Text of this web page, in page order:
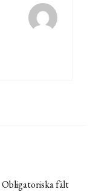
Obligatoriska fält